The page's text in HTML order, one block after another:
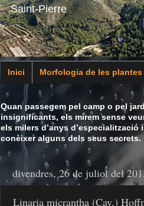
Saint-Pierre
Inici Morfologia de les plantes
Animalia
Quan passegem pel camp o pel
insignificants, els mirem sense
els milers d’anys
conèixer alguns dels seus secrets.
divendres, 26 de juliol del
Linaria micrantha (Cav.)